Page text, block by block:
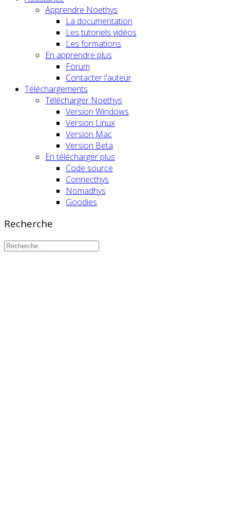
Apprendre Noethys
La documentation
Les tutoriels vidéos
Les formations
En apprendre plus
Forum
Contacter l'auteur
Téléchargements
Télécharger Noethys
Version Windows
Version Linux
Version Mac
Version Beta
En télécharger plus
Code source
Connecthys
Nomadhys
Goodies
Recherche